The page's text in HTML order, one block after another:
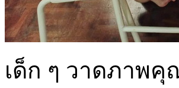
เด็ก ๆ วาดภาพ